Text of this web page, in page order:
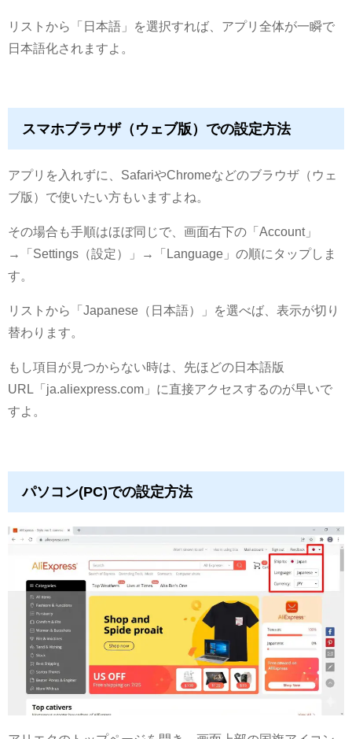
リストから「日本語」を選択すれば、アプリ全体が一瞬で
日本語化されますよ。
スマホブラウザ（ウェブ版）での設定方法
アプリを入れずに、SafariやChromeなどのブラウザ（ウェ
ブ版）で使いたい方もいますよね。
その場合も手順はほぼ同じで、画面右下の「Account」
→「Settings（設定）」→「Language」の順にタップしま
す。
リストから「Japanese（日本語）」を選べば、表示が切り
替わります。
もし項目が見つからない時は、先ほどの日本語版
URL「ja.aliexpress.com」に直接アクセスするのが早いで
すよ。
パソコン(PC)での設定方法